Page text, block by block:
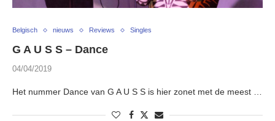
Belgisch nieuws Reviews Singles
G A U S S – Dance
04/04/2019
Het nummer Dance van G A U S S is hier zonet met de meest …